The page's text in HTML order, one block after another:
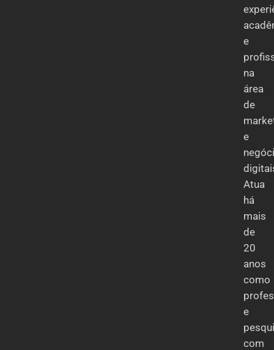
e
na
área
de
e
Atua
há
mais
de
20
anos
como
e
com